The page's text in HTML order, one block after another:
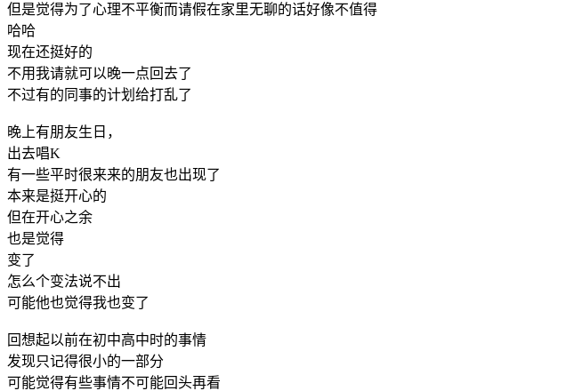
但是觉得为了心理不平衡而请假在家里无聊的话好像不值得
哈哈
现在还挺好的
不用我请就可以晚一点回去了
不过有的同事的计划给打乱了
晚上有朋友生日，
出去唱K
有一些平时很来来的朋友也出现了
本来是挺开心的
但在开心之余
也是觉得
变了
怎么个变法说不出
可能他也觉得我也变了
回想起以前在初中高中时的事情
发现只记得很小的一部分
可能觉得有些事情不可能回头再看